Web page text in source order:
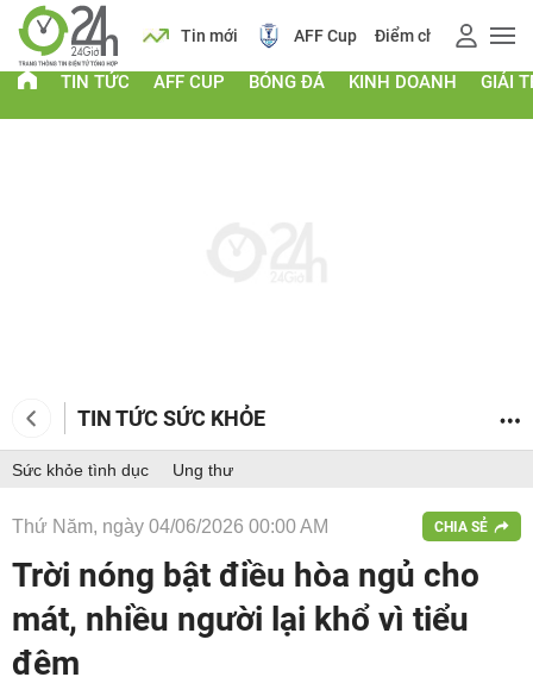
Lịch Tin mới AFF Cup Điểm chuẩn 2026
TIN TỨC AFF CUP BÓNG ĐÁ KINH DOANH GIẢI
TIN TỨC SỨC KHỎE
Sức khỏe tình dục Ung thư
Thứ Năm, ngày 04/06/2026 00:00 AM CHIA SẺ
Trời nóng bật điều hòa ngủ cho
mát, nhiều người lại khổ vì tiểu
đêm